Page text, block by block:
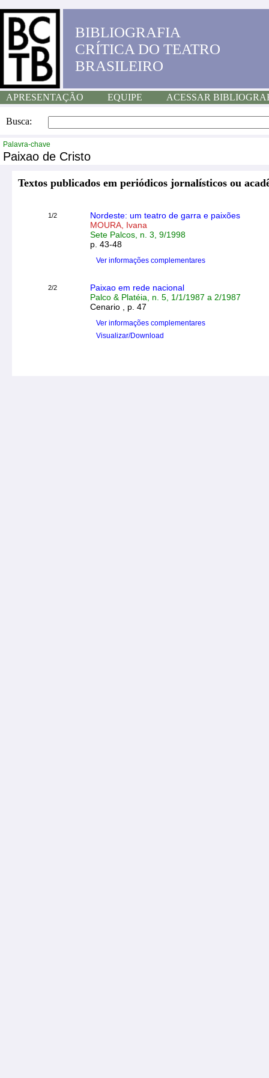
BIBLIOGRAFIA
CRÍTICA DO TEATRO
BRASILEIRO
APRESENTAÇÃO EQUIPE ACESSAR
Busca:
Palavra-chave
Paixao de Cristo
Textos publicados em periódicos jornalísticos ou
1/2
Nordeste: um teatro de garra e paixões
MOURA, Ivana
Sete Palcos, n. 3, 9/1998
p. 43-48
Ver informações complementares
2/2
Paixao em rede nacional
Palco & Platéia, n. 5, 1/1/1987 a 2/1987
Cenario , p. 47
Ver informações complementares
Visualizar/Download